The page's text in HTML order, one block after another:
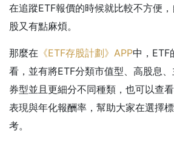
在追蹤ETF報價的時候就比較不方便
股又有點麻煩。
那麼在 《ETF存股計劃》APP中，ETF
看，並有將ETF分類市值型、高股息
券型並且更細分不同種類，也可以查
表現與年化報酬率，幫助大家在選擇
考。